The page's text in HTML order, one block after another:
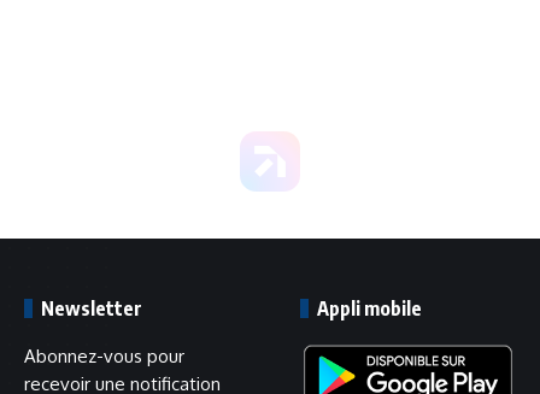
Newsletter
Abonnez-vous pour
recevoir une notification
Appli mobile